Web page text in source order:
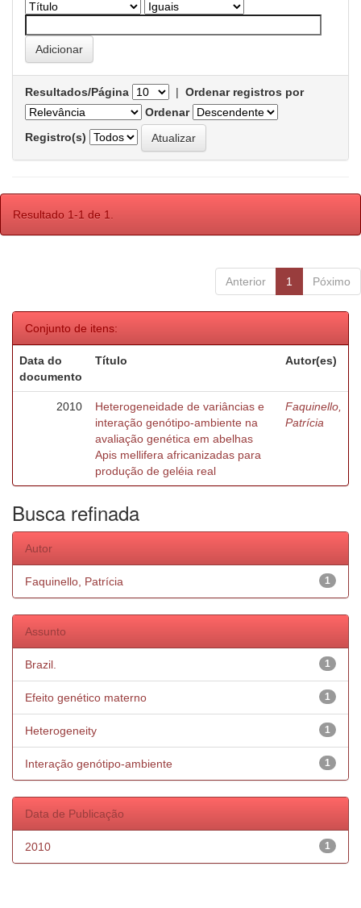
Resultados/Página | Ordenar registros por
Ordenar
Registro(s)
Resultado 1-1 de 1.
Anterior 1 Póximo
Conjunto de itens:
Data do
documento
Título Autor(es)
2010
Heterogeneidade de variâncias e
interação genótipo-ambiente na
avaliação genética em abelhas
Apis mellifera africanizadas para
produção de geléia real
Faquinello,
Patrícia
Busca refinada
Autor
1
Faquinello, Patrícia
Assunto
1
Brazil.
1
Efeito genético materno
1
Heterogeneity
1
Interação genótipo-ambiente
Data de Publicação
1
2010